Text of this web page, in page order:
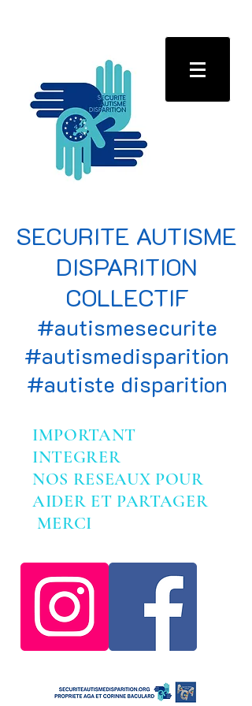
SECURITE AUTISME
DISPARITION
COLLECTIF
#autismesecurite
#autismedisparition
#autiste disparition
IMPORTANT
INTEGRER
NOS RESEAUX POUR
AIDER ET PARTAGER
MERCI